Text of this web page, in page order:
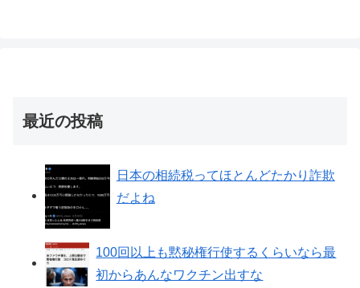
最近の投稿
日本の相続税ってほとんどたかり詐欺
だよね
100回以上も黙秘権行使するくらいなら最
初からあんなワクチン出すな